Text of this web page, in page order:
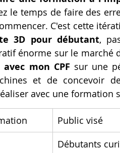
le temps de faire des
C'est cette
3D pour débutant,
énorme sur le marché
mon CPF sur une
et de concevoir
avec une formation
Public visé
Débutants